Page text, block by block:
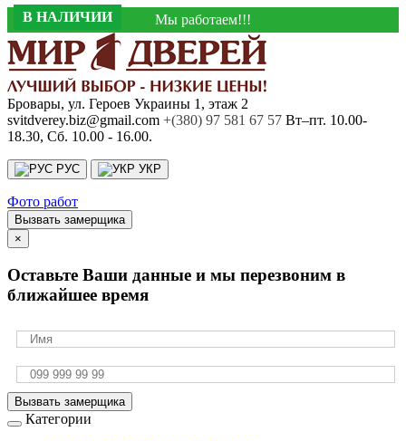
Мы работаем!!!
Бровары, ул. Героев Украины 1, этаж 2
svitdverey.biz@gmail.com +(380) 97 581 67 57 Вт–пт. 10.00-
18.30, Сб. 10.00 - 16.00.
РУС УКР
Фото работ
Вызвать замерщика
×
Оставьте Ваши данные и мы перезвоним в
ближайшее время
Вызвать замерщика
Категории
В НАЛИЧИИ
В НАЛИЧИИ
В НАЛИЧИИ
В НАЛИЧИИ
В НАЛИЧИИ
В НАЛИЧИИ
В НАЛИЧИИ
В НАЛИЧИИ